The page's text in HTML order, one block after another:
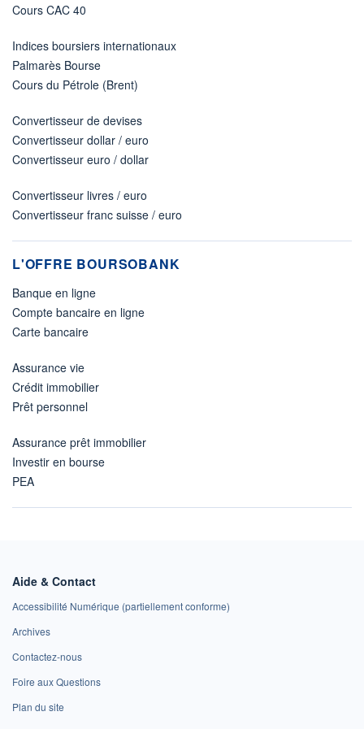
Cours CAC 40
Indices boursiers internationaux
Palmarès Bourse
Cours du Pétrole (Brent)
Convertisseur de devises
Convertisseur dollar / euro
Convertisseur euro / dollar
Convertisseur livres / euro
Convertisseur franc suisse / euro
L'OFFRE BOURSOBANK
Banque en ligne
Compte bancaire en ligne
Carte bancaire
Assurance vie
Crédit immobilier
Prêt personnel
Assurance prêt immobilier
Investir en bourse
PEA
Aide & Contact
Accessibilité Numérique (partiellement conforme)
Archives
Contactez-nous
Foire aux Questions
Plan du site